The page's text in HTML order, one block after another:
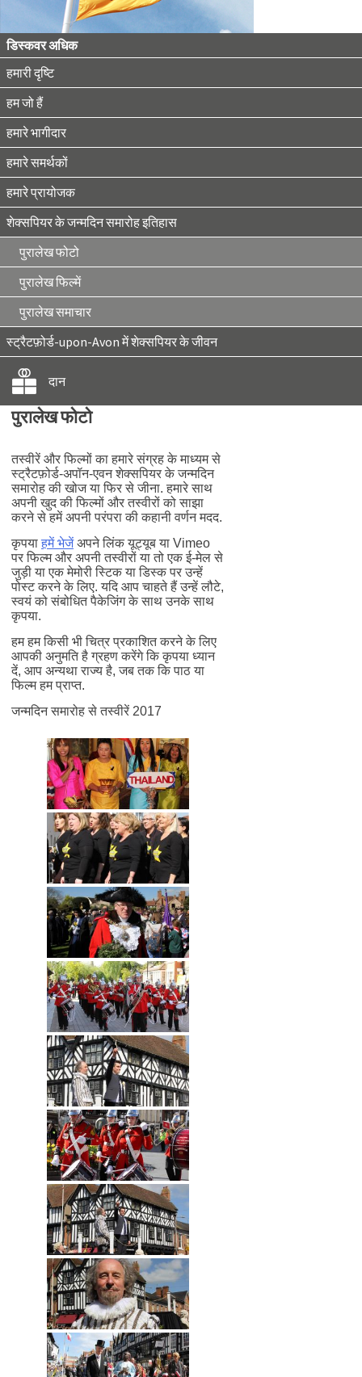
डिस्कवर अधिक
हमारी दृष्टि
हम जो हैं
हमारे भागीदार
हमारे समर्थकों
हमारे प्रायोजक
शेक्सपियर के जन्मदिन समारोह इतिहास
पुरालेख फोटो
पुरालेख फिल्में
पुरालेख समाचार
स्ट्रैटफ़ोर्ड-upon-Avon में शेक्सपियर के जीवन
दान
पुरालेख फोटो
तस्वीरें और फिल्मों का हमारे संग्रह के माध्यम से
स्ट्रैटफ़ोर्ड-अपॉन-एवन शेक्सपियर के जन्मदिन
समारोह की खोज या फिर से जीना. हमारे साथ
अपनी खुद की फिल्मों और तस्वीरों को साझा
करने से हमें अपनी परंपरा की कहानी वर्णन मदद.
कृपयाहमें भेजेंअपने लिंक यूट्यूब या Vimeo
पर फिल्म और अपनी तस्वीरों या तो एक ई-मेल से
जुड़ी या एक मेमोरी स्टिक या डिस्क पर उन्हें
पोस्ट करने के लिए. यदि आप चाहते हैं उन्हें लौटे,
स्वयं को संबोधित पैकेजिंग के साथ उनके साथ
कृपया.
हम हम किसी भी चित्र प्रकाशित करने के लिए
आपकी अनुमति है ग्रहण करेंगे कि कृपया ध्यान
दें, आप अन्यथा राज्य है, जब तक कि पाठ या
फिल्म हम प्राप्त.
जन्मदिन समारोह से तस्वीरें 2017